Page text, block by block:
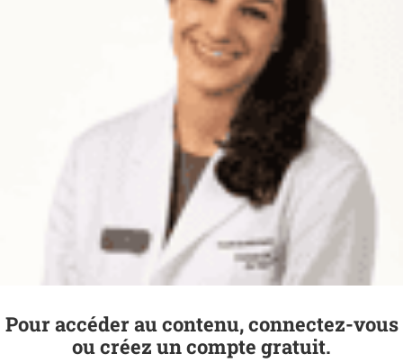
Pour accéder au contenu, connectez-vous
ou créez un compte gratuit.